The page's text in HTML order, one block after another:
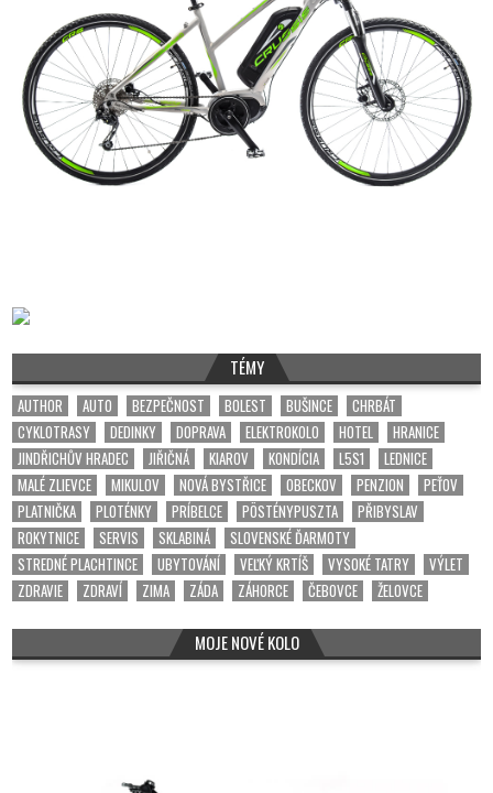
TÉMY
AUTHOR AUTO BEZPEČNOST BOLEST BUŠINCE
CHRBÁT
CYKLOTRASY
DEDINKY DOPRAVA ELEKTROKOLO HOTEL
HRANICE
JINDŘICHŮV HRADEC
JIŘIČNÁ KIAROV KONDÍCIA L5S1
LEDNICE
MALÉ ZLIEVCE
MIKULOV NOVÁ BYSTŘICE OBECKOV PENZION
PEŤOV
PLATNIČKA
PLOTÉNKY PRÍBELCE PÖSTÉNYPUSZTA
PŘIBYSLAV
ROKYTNICE
SERVIS SKLABINÁ
SLOVENSKÉ ĎARMOTY
STREDNÉ PLACHTINCE
UBYTOVÁNÍ VEĽKÝ KRTÍŠ VYSOKÉ TATRY
VÝLET
ZDRAVIE
ZDRAVÍ ZIMA ZÁDA ZÁHORCE ČEBOVCE ŽELOVCE
MOJE NOVÉ KOLO